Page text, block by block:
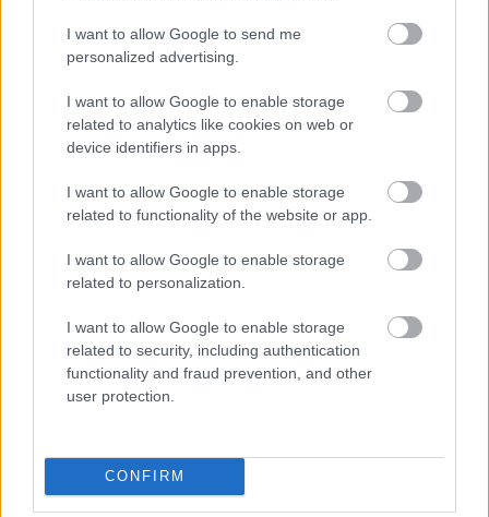
I want to allow Google to send me
personalized advertising.
I want to allow Google to enable storage
related to analytics like cookies on web or
device identifiers in apps.
I want to allow Google to enable storage
related to functionality of the website or app.
I want to allow Google to enable storage
related to personalization.
I want to allow Google to enable storage
related to security, including authentication
functionality and fraud prevention, and other
user protection.
CONFIRM
a ManUtdFanatics.hu működését!
Kapcsolódó hírek
EGYKORI JÁTÉKOSOK
FRED ÜZENETE ANDREY